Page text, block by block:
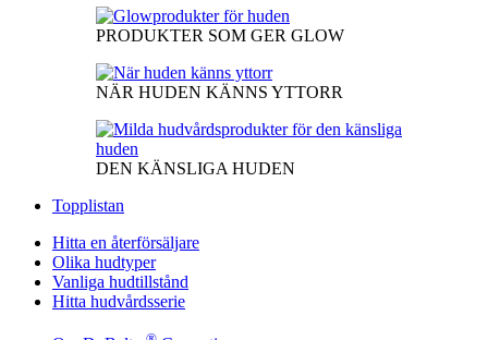
PRODUKTER SOM GER GLOW
NÄR HUDEN KÄNNS YTTORR
DEN KÄNSLIGA HUDEN
Topplistan
Hitta en återförsäljare
Olika hudtyper
Vanliga hudtillstånd
Hitta hudvårdsserie